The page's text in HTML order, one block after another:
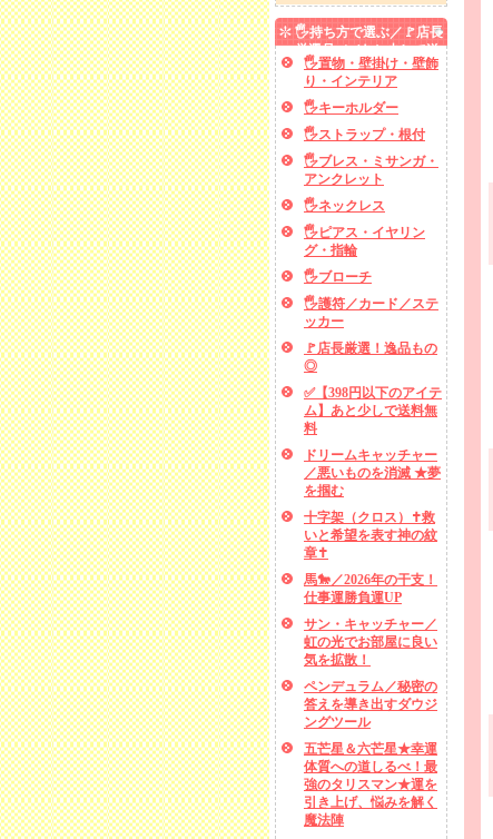
🖐️持ち方で選ぶ／🚩店長
厳選品／✅あと少しで送
料無料
🖐️置物・壁掛け・壁飾
り・インテリア
🖐️キーホルダー
🖐️ストラップ・根付
🖐️ブレス・ミサンガ・
アンクレット
🖐️ネックレス
🖐️ピアス・イヤリン
グ・指輪
🖐️ブローチ
🖐️護符／カード／ステ
ッカー
🚩店長厳選！逸品もの
◎
✅【398円以下のアイテ
ム】あと少しで送料無
料
ドリームキャッチャー
／悪いものを消滅 ★夢
を掴む
十字架（クロス）✝救
いと希望を表す神の紋
章✝
馬🐎／2026年の干支！
仕事運勝負運UP
サン・キャッチャー／
虹の光でお部屋に良い
気を拡散！
ペンデュラム／秘密の
答えを導き出すダウジ
ングツール
五芒星＆六芒星★幸運
体質への道しるべ！最
強のタリスマン★運を
引き上げ、悩みを解く
魔法陣